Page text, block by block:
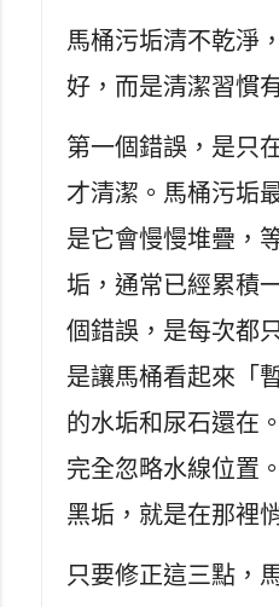
馬桶污垢清不乾淨
好，而是清潔習慣
第一個錯誤，是只
才清潔。馬桶污垢
是它會慢慢堆疊，
垢，通常已經累積
個錯誤，是每次都
是讓馬桶看起來「
的水垢和尿石還在
完全忽略水線位置
黑垢，就是在那裡
只要修正這三點，